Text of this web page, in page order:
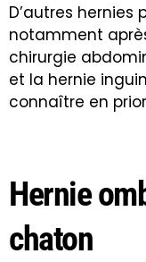
D’autres hernies
notamment
chirurgie
et la hernie
connaître en
Hernie
chaton